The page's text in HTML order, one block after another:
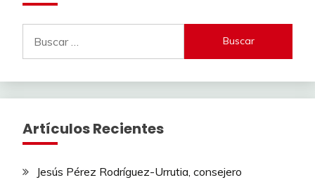
Artículos Recientes
Jesús Pérez Rodríguez-Urrutia, consejero